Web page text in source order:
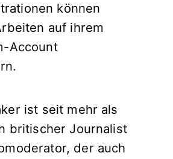
können
auf ihrem
Account
ist seit mehr als
britischer Journalist
der auch